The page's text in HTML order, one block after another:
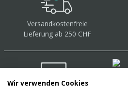
Versandkostenfreie
Lieferung ab 250 CHF
Wir verwenden Cookies